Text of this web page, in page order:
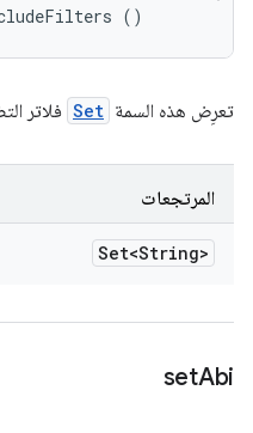
()
تعرِض هذه السمة Set فلاتر
المرتجعات
Set<String>
setAbi